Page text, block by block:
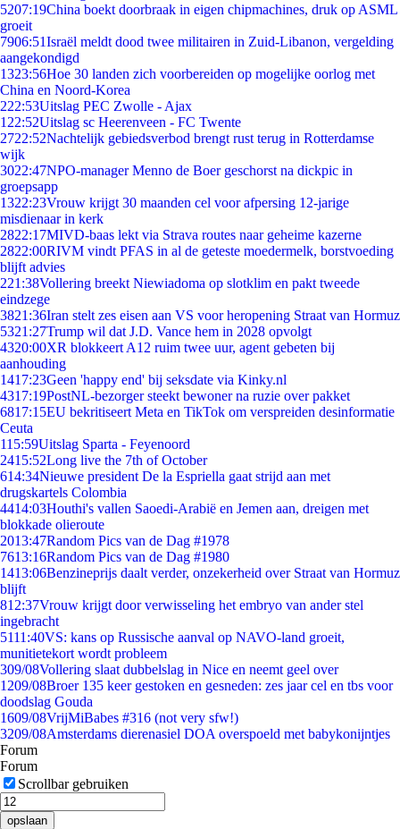
5207:19China boekt doorbraak in eigen chipmachines, druk op ASML
groeit
7906:51Israël meldt dood twee militairen in Zuid-Libanon, vergelding
aangekondigd
1323:56Hoe 30 landen zich voorbereiden op mogelijke oorlog met
China en Noord-Korea
222:53Uitslag PEC Zwolle - Ajax
1 22:52Uitslag sc Heerenveen - FC Twente
2722:52Nachtelijk gebiedsverbod brengt rust terug in Rotterdamse
wijk
3022:47NPO-manager Menno de Boer geschorst na dickpic in
groepsapp
1322:23Vrouw krijgt 30 maanden cel voor afpersing 12-jarige
misdienaar in kerk
2822:17MIVD-baas lekt via Strava routes naar geheime kazerne
2822:00RIVM vindt PFAS in al de geteste moedermelk, borstvoeding
blijft advies
221:38Vollering breekt Niewiadoma op slotklim en pakt tweede
eindzege
3821:36Iran stelt zes eisen aan VS voor heropening Straat van Hormuz
5321:27Trump wil dat J.D. Vance hem in 2028 opvolgt
4320:00XR blokkeert A12 ruim twee uur, agent gebeten bij
aanhouding
1417:23Geen 'happy end' bij seksdate via Kinky.nl
4317:19PostNL-bezorger steekt bewoner na ruzie over pakket
6817:15EU bekritiseert Meta en TikTok om verspreiden desinformatie
Ceuta
115:59Uitslag Sparta - Feyenoord
2415:52Long live the 7th of October
614:34Nieuwe president De la Espriella gaat strijd aan met
drugskartels Colombia
4414:03Houthi's vallen Saoedi-Arabië en Jemen aan, dreigen met
blokkade olieroute
2013:47Random Pics van de Dag #1978
7613:16Random Pics van de Dag #1980
1413:06Benzineprijs daalt verder, onzekerheid over Straat van Hormuz
blijft
812:37Vrouw krijgt door verwisseling het embryo van ander stel
ingebracht
5111:40VS: kans op Russische aanval op NAVO-land groeit,
munitietekort wordt probleem
309/08Vollering slaat dubbelslag in Nice en neemt geel over
1209/08Broer 135 keer gestoken en gesneden: zes jaar cel en tbs voor
doodslag Gouda
1609/08VrijMiBabes #316 (not very sfw!)
3209/08Amsterdams dierenasiel DOA overspoeld met babykonijntjes
Forum
Forum
Scrollbar gebruiken
opslaan